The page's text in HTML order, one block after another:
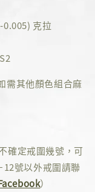
0.005) 克拉
需其他顏色組合麻
確定戒圍幾號，可
12號以外戒圍請聯
）